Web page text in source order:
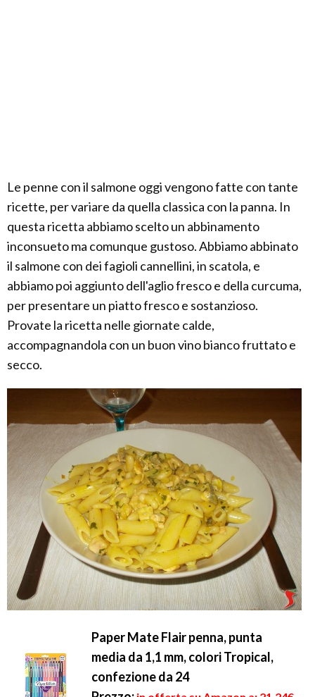
Le penne con il salmone oggi vengono fatte con tante
ricette, per variare da quella classica con la panna. In
questa ricetta abbiamo scelto un abbinamento
inconsueto ma comunque gustoso. Abbiamo abbinato
il salmone con dei fagioli cannellini, in scatola, e
abbiamo poi aggiunto dell'aglio fresco e della curcuma,
per presentare un piatto fresco e sostanzioso.
Provate la ricetta nelle giornate calde,
accompagnandola con un buon vino bianco fruttato e
secco.
Paper Mate Flair penna, punta
media da 1,1 mm, colori Tropical,
confezione da 24